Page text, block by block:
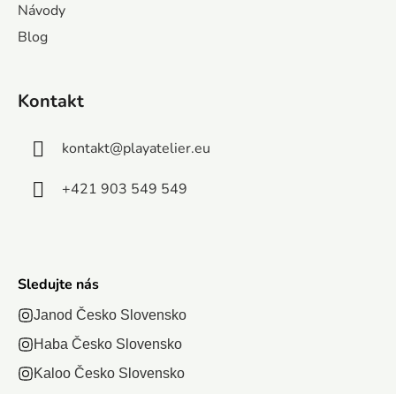
Návody
Blog
Kontakt
kontakt@playatelier.eu
+421 903 549 549
Sledujte nás
Janod Česko Slovensko
Haba Česko Slovensko
Kaloo Česko Slovensko